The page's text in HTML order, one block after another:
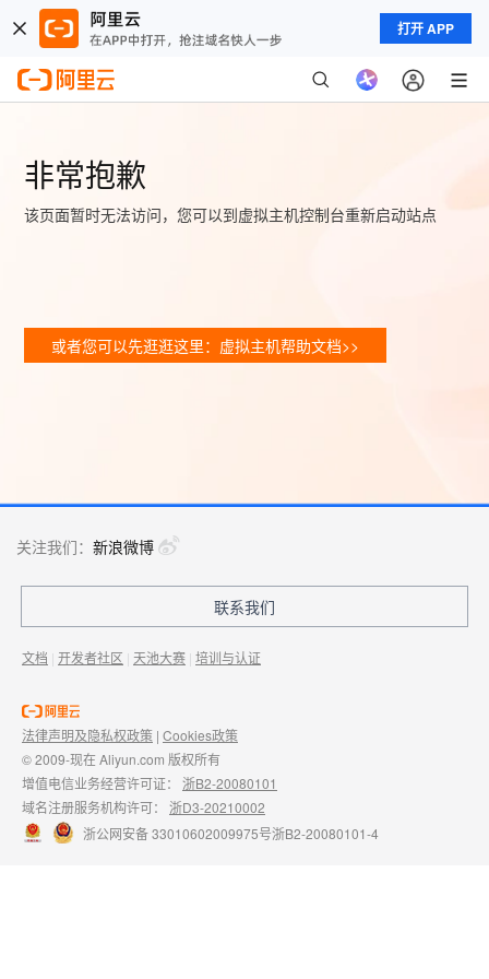
打开 APP
非常抱歉
该页面暂时无法访问，您可以到虚拟主机控制台重新启动站点
或者您可以先逛逛这里：虚拟主机帮助文档>>